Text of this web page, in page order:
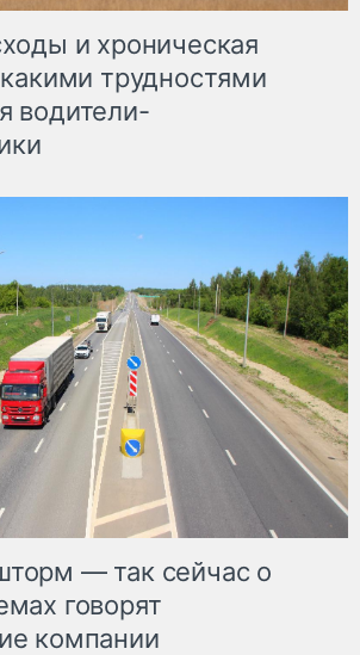
и хроническая
трудностями
водители-
— так сейчас о
говорят
компании